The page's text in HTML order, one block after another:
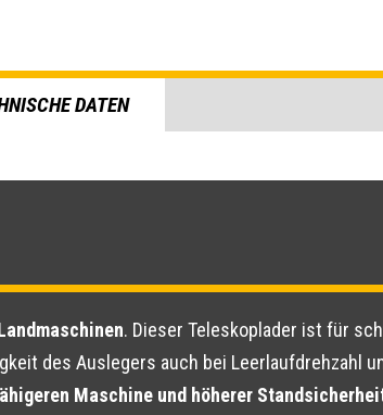
DATEN
. Dieser Teleskoplader ist für
des Auslegers auch bei Leerlaufdrehzahl
Maschine und höherer